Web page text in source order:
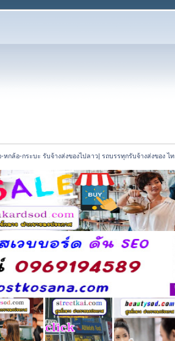
หกล้อ-กระบะ รับจ้างส่งของไปลาว| รถบรรทุกรับจ้างส่งของ ไ